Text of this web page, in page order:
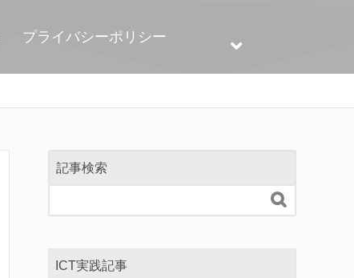
プライバシーポリシー
記事検索

ICT実践記事